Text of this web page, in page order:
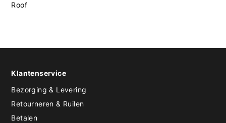
Roof
Klantenservice
Bezorging & Levering
Retourneren & Ruilen
Betalen